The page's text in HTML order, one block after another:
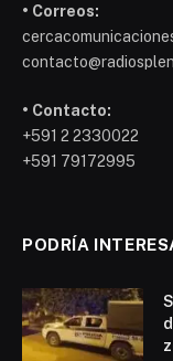
• Correos:
• Contacto:
+591 2 2330022
+591 79172995
PODRÍA